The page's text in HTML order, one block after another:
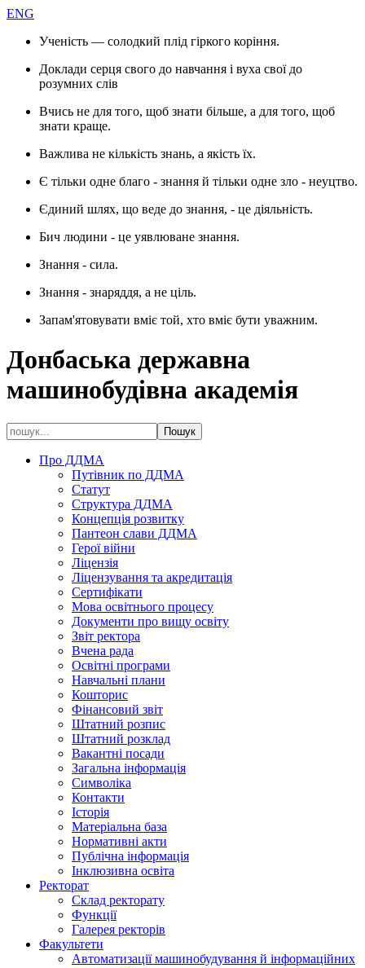
ENG
Ученість — солодкий плід гіркого коріння.
Доклади серця свого до навчання і вуха свої до
розумних слів
Вчись не для того, щоб знати більше, а для того, щоб
знати краще.
Важлива не кількість знань, а якість їх.
Є тільки одне благо - знання й тільки одне зло - неуцтво.
Єдиний шлях, що веде до знання, - це діяльність.
Бич людини - це уявлюване знання.
Знання - сила.
Знання - знаряддя, а не ціль.
Запам'ятовувати вміє той, хто вміє бути уважним.
Донбаська державна
машинобудівна академія
Про ДДМА
Путівник по ДДМА
Статут
Структура ДДМА
Концепція розвитку
Пантеон слави ДДМА
Герої війни
Ліцензія
Ліцензування та акредитація
Сертифікати
Мова освітнього процесу
Документи про вищу освіту
Звіт ректора
Вчена рада
Освітні програми
Навчальні плани
Кошторис
Фінансовий звіт
Штатний розпис
Штатний розклад
Вакантні посади
Загальна інформація
Символіка
Контакти
Історія
Матеріальна база
Нормативні акти
Публічна інформація
Інклюзивна освіта
Ректорат
Склад ректорату
Функції
Галерея ректорів
Факультети
Автоматизації машинобудування й інформаційних